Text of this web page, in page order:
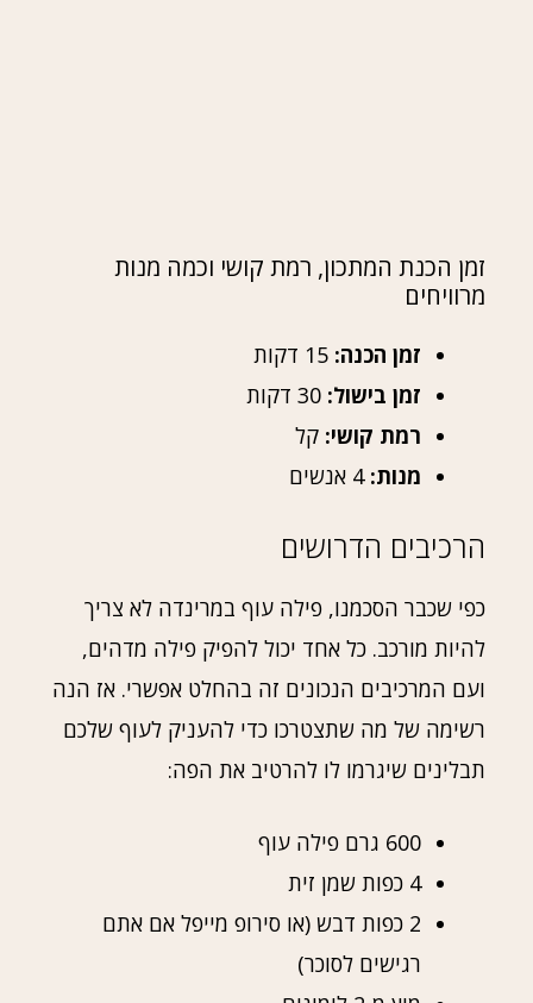
זמן הכנת המתכון, רמת קושי וכמה מנות
מרוויחים
זמן הכנה:
זמן בישול:
רמת קושי: קל
מנות: 4 אנשים
הרכיבים הדרושים
כפי שכבר הסכמנו, פילה עוף במרינדה לא צריך
להיות מורכב. כל אחד יכול להפיק פילה מדהים,
ועם המרכיבים הנכונים זה בהחלט אפשרי. אז הנה
רשימה של מה שתצטרכו כדי להעניק לעוף שלכם
תבלינים שיגרמו לו להרטיב את הפה:
600 גרם פילה עוף
4 כפות שמן זית
2 כפות דבש (או סירופ מייפל אם אתם
רגישים לסוכר)